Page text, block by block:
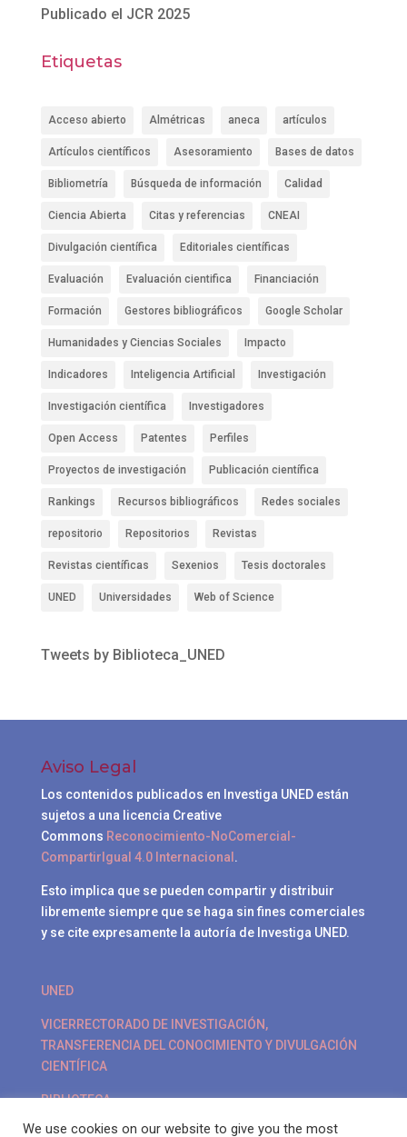
Publicado el JCR 2025
Etiquetas
Acceso abierto Almétricas aneca artículos
Artículos científicos Asesoramiento Bases de datos
Bibliometría Búsqueda de información Calidad
Ciencia Abierta Citas y referencias CNEAI
Divulgación científica Editoriales científicas
Evaluación Evaluación cientifica Financiación
Formación Gestores bibliográficos Google Scholar
Humanidades y Ciencias Sociales Impacto
Indicadores Inteligencia Artificial Investigación
Investigación científica Investigadores
Open Access Patentes Perfiles
Proyectos de investigación Publicación científica
Rankings Recursos bibliográficos Redes sociales
repositorio Repositorios Revistas
Revistas científicas Sexenios Tesis doctorales
UNED Universidades Web of Science
Tweets by Biblioteca_UNED
Aviso Legal
Los contenidos publicados en Investiga UNED están
sujetos a una licencia Creative
Commons Reconocimiento-NoComercial-
CompartirIgual 4.0 Internacional .
Esto implica que se pueden compartir y distribuir
libremente siempre que se haga sin fines comerciales
y se cite expresamente la autoría de Investiga UNED.
UNED
VICERRECTORADO DE INVESTIGACIÓN,
TRANSFERENCIA DEL CONOCIMIENTO Y DIVULGACIÓN
CIENTÍFICA
BIBLIOTECA
POLÍTICA DE PRIVACIDAD
We use cookies on our website to give you the most